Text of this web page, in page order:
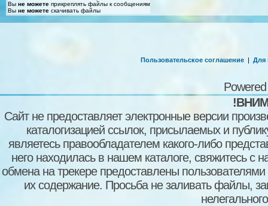
Вы не можете прикреплять файлы к сообщениям
Вы не можете скачивать файлы
Пользовательское соглашение | Для
Сайт не предоставляет электронные версии
каталогизацией ссылок, присылаемых и
являетесь правообладателем какого-либо
него находилась в нашем каталоге, свяжитесь
обмена на трекере предоставлены пользователями
их содержание. Просьба не заливать файлы,